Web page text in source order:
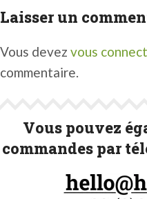
Laisser un
Vous devez vous
commentaire.
Vous pouvez
commandes par